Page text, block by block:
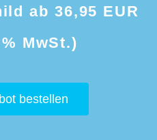
ab 36,95 EUR
MwSt.)
bestellen